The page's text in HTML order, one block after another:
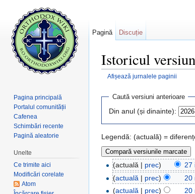
Istoricul
Afișează jurnalele paginii
Caută versiuni anterioare
Din anul (și dinainte):
Legendă: (actuală) =
(actuală | prec) 27
(actuală | prec) 20
(actuală | prec) 20
Pagină Discuție
Pagina principală
Portalul comunității
Cafenea
Schimbări recente
Pagină aleatorie
Unelte
Ce trimite aici
Modificări corelate
Atom